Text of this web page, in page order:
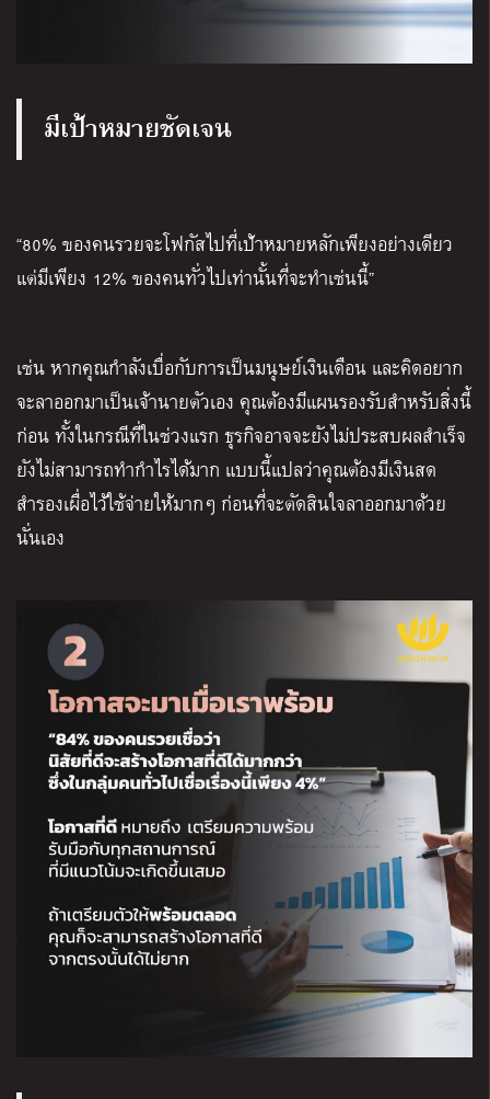
มีเป้าหมายชัดเจน
“80% ของคนรวยจะโฟกัสไปที่เป้าหมายหลักเพียงอย่างเดียว
แต่มีเพียง 12% ของคนทั่วไปเท่านั้นที่จะทำเช่นนี้”
เช่น หากคุณกำลังเบื่อกับการเป็นมนุษย์เงินเดือน และคิดอยาก
จะลาออกมาเป็นเจ้านายตัวเอง คุณต้องมีแผนรองรับสำหรับสิ่งนี้
ก่อน ทั้งในกรณีที่ในช่วงแรก ธุรกิจอาจจะยังไม่ประสบผลสำเร็จ
ยังไม่สามารถทำกำไรได้มาก แบบนี้แปลว่าคุณต้องมีเงินสด
สำรองเผื่อไว้ใช้จ่ายให้มากๆ ก่อนที่จะตัดสินใจลาออกมาด้วย
นั่นเอง